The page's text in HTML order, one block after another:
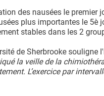
des nausées le
plus importantes le 5è
stables dans les 2
de Sherbrooke
la veille de la
L’exercice par